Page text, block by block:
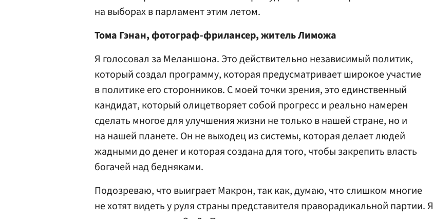
на выборах в парламент этим летом.
Тома Гэнан, фотограф-фрилансер, житель Лиможа
Я голосовал за Меланшона. Это действительно независимый политик,
который создал программу, которая предусматривает широкое участие
в политике его сторонников. С моей точки зрения, это единственный
кандидат, который олицетворяет собой прогресс и реально намерен
сделать многое для улучшения жизни не только в нашей стране, но и
на нашей планете. Он не выходец из системы, которая делает людей
жадными до денег и которая создана для того, чтобы закрепить власть
богачей над бедняками.
Подозреваю, что выиграет Макрон, так как, думаю, что слишком многие
не хотят видеть у руля страны представителя праворадикальной партии. Я